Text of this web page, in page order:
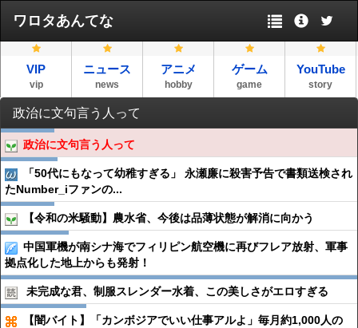
ワロタあんてな
VIP
vip
ニュース
news
アニメ
hobby
ゲーム
game
YouTube
story
政治に文句言う人って
政治に文句言う人って
「50代にもなって幼稚すぎる」 永瀬廉に殺害予告で書類送検され
たNumber_iファンの...
【令和の米騒動】農水省、今後は品薄状態が解消に向かう
中国軍機が南シナ海でフィリピン航空機に再びフレア放射、軍事
拠点化した地上からも発射！
未完成な君、制服スレンダー水着、この美しさがエロすぎる
【闇バイト】「カンボジアでいい仕事アルよ」毎月約1,000人の